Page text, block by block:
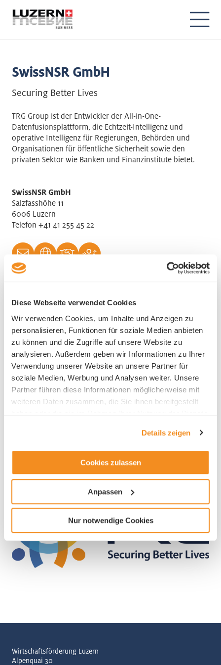
Diese Webseite verwendet Cookies
Wir verwenden Cookies, um Inhalte und Anzeigen zu
personalisieren, Funktionen für soziale Medien anbieten
zu können und die Zugriffe auf unsere Website zu
analysieren. Außerdem geben wir Informationen zu Ihrer
Verwendung unserer Website an unsere Partner für
soziale Medien, Werbung und Analysen weiter. Unsere
Partner führen diese Informationen möglicherweise mit
weiteren Daten zusammen, die Sie ihnen bereitgestellt
Details zeigen
Cookies zulassen
Anpassen
Nur notwendige Cookies
SwissNSR GmbH
Securing Better Lives
TRG Group ist der Entwickler der All-in-One-
Datenfusionsplattform, die Echtzeit-Intelligenz und
operative Intelligenz für Regierungen, Behörden und
Organisationen für öffentliche Sicherheit sowie den
privaten Sektor wie Banken und Finanzinstitute bietet.
SwissNSR GmbH
Salzfasshöhe 11
6006 Luzern
Telefon +41 41 255 45 22
Ansprechsperson HR
Amit Hayile
Branche
Wirtschaftsförderung Luzern
Alpenquai 30